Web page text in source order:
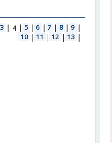
3 | 4 | 5 | 6 | 7 | 8 | 9 |
10 | 11 | 12 | 13 |